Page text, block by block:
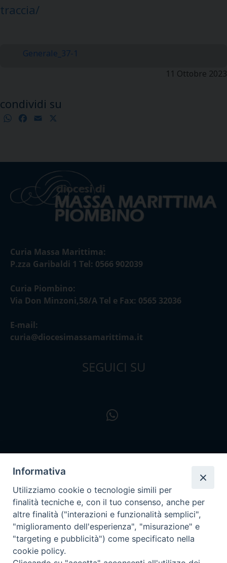
traccia/
Generale_37-1
11 Ottobre 2023
condividi su
WhatsApp
Facebook
Email
Curia Massa Marittima:
P.zza Garibaldi 1 Tel: 0566 902039
Curia Piombino:
Via Don Minzoni,58/A Tel e Fax: 0565 32036
E-mail:
curia@diocesimassamarittima.it
SEGUICI SU
Informativa
Utilizziamo cookie o tecnologie simili per
finalità tecniche e, con il tuo consenso, anche per
altre finalità ("interazioni e funzionalità semplici",
"miglioramento dell'esperienza", "misurazione" e
"targeting e pubblicità") come specificato nella
cookie policy.